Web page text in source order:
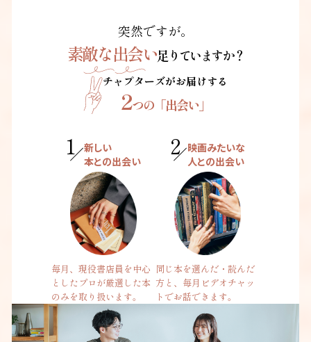
突然ですが。
素敵な出会い足りていますか？
チャプターズがお届けする
2つの「出会い」
1
新しい
本との出会い
毎月、現役書店員を中心
としたプロが厳選した本
のみを取り扱います。
2 映画みたいな
人との出会い
同じ本を選んだ・読んだ
方と、毎月ビデオチャッ
トでお話できます。